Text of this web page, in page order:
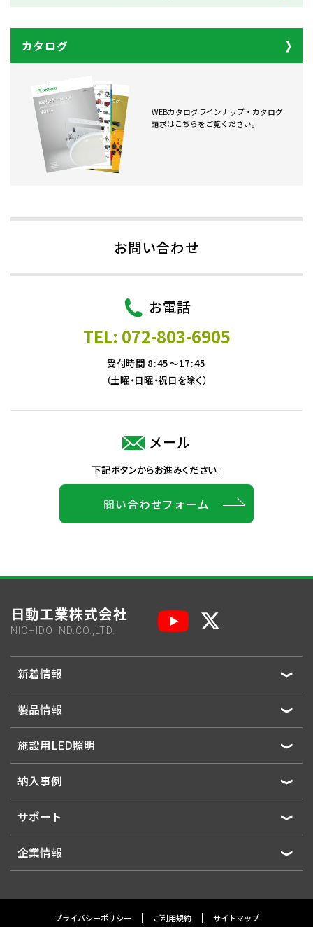
カタログ
WEBカタログラインナップ・カタログ
請求はこちらをご覧ください。
お問い合わせ
お電話
TEL: 072-803-6905
受付時間 8:45～17:45
（土曜・日曜・祝日を除く）
メール
下記ボタンからお進みください。
問い合わせフォーム
日動工業株式会社
NICHIDO IND.CO.,LTD.
新着情報
製品情報
施設用LED照明
納入事例
サポート
企業情報
プライバシーポリシー ご利用規約 サイトマップ